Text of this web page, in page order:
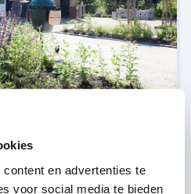
en advertenties te
voor social media te bieden